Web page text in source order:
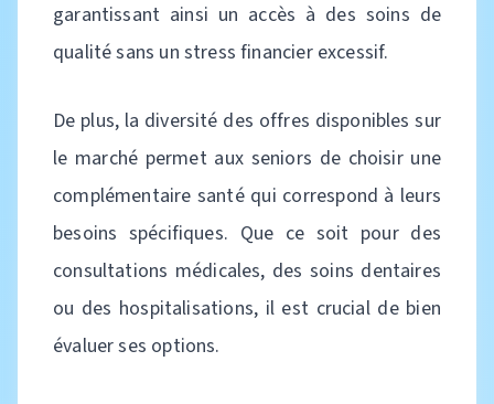
garantissant ainsi un accès à des soins de
qualité sans un stress financier excessif.
De plus, la diversité des offres disponibles sur
le marché permet aux seniors de choisir une
complémentaire santé qui correspond à leurs
besoins spécifiques. Que ce soit pour des
consultations médicales, des soins dentaires
ou des hospitalisations, il est crucial de bien
évaluer ses options.